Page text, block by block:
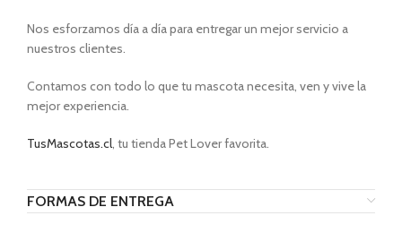
Nos esforzamos día a día para entregar un mejor servicio a
nuestros clientes.
Contamos con todo lo que tu mascota necesita, ven y vive la
mejor experiencia.
TusMascotas.cl, tu tienda Pet Lover favorita.
FORMAS DE ENTREGA